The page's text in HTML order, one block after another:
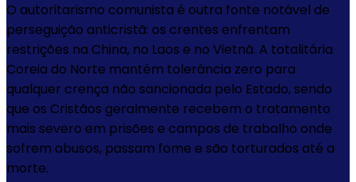
O autoritarismo comunista é outra fonte notável de
perseguição anticristã: os crentes enfrentam
restrições na China, no Laos e no Vietnã. A totalitária
Coreia do Norte mantém tolerância zero para
qualquer crença não sancionada pelo Estado, sendo
que os Cristãos geralmente recebem o tratamento
mais severo em prisões e campos de trabalho onde
sofrem abusos, passam fome e são torturados até a
morte.